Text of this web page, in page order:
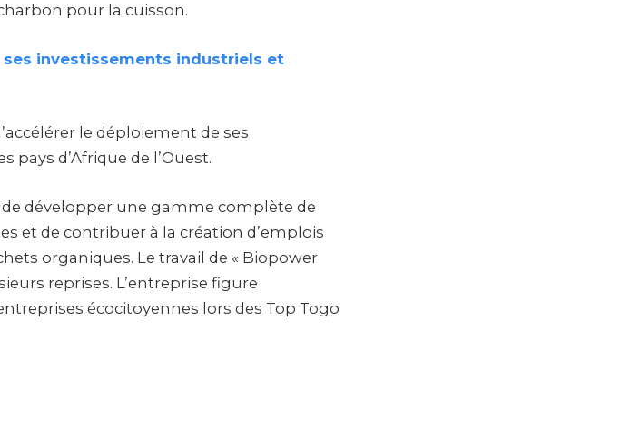
pour la cuisson.
investissements industriels et
le déploiement de ses
pays d’Afrique de l’Ouest.
développer une gamme complète de
et de contribuer à la création d’emplois
organiques. Le travail de « Biopower
reprises. L’entreprise figure
écocitoyennes lors des Top Togo